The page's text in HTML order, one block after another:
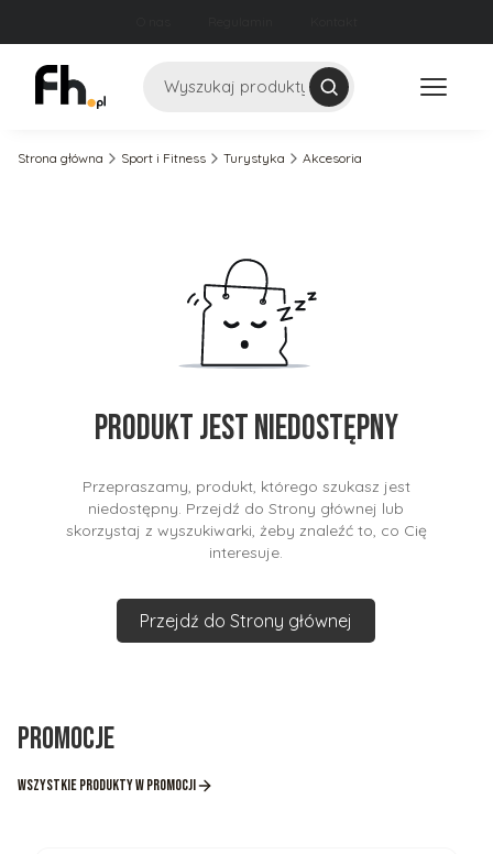
Szukaj
Strona główna Sport i Fitness Turystyka Akcesoria
Produkt jest niedostępny
Przepraszamy, produkt, którego szukasz jest
niedostępny. Przejdź do Strony głównej lub
skorzystaj z wyszukiwarki, żeby znaleźć to, co Cię
interesuje.
Przejdź do Strony głównej
Promocje
Wszystkie produkty w promocji